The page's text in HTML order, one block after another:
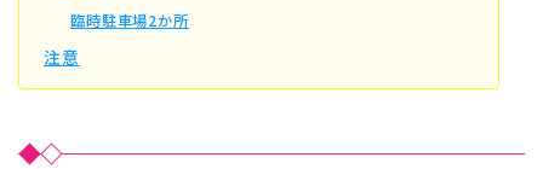
臨時駐車場2か所
注意